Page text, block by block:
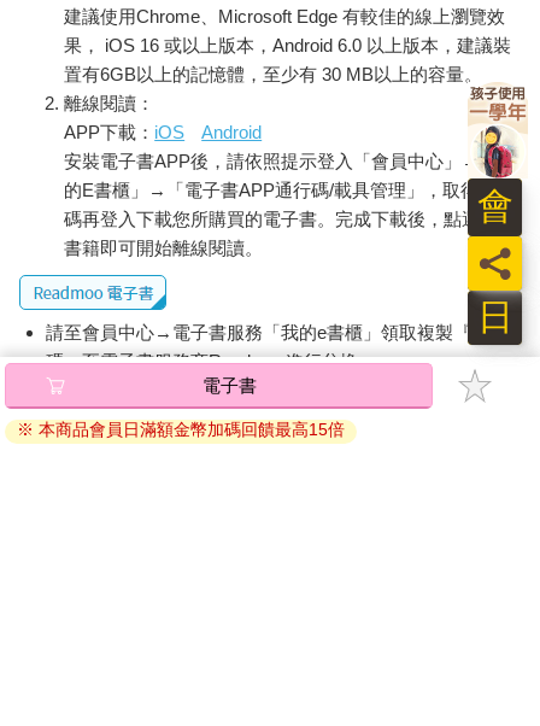
建議使用Chrome、Microsoft Edge 有較佳的線上瀏覽效
果， iOS 16 或以上版本，Android 6.0 以上版本，建議裝
置有6GB以上的記憶體，至少有 30 MB以上的容量。
離線閱讀：
APP下載： iOS
Android
安裝電子書APP後，請依照提示登入「會員中心」→「我
的E書櫃」→「電子書APP通行碼/載具管理」，取得通行
碼再登入下載您所購買的電子書。完成下載後，點選任一
書籍即可開始離線閱讀。
請至會員中心→電子書服務「我的e書櫃」領取複製『兌換
碼』至電子書服務商Readmoo進行兌換。
退換貨須知：
因版權保護，您在金石堂所購買的電子書僅能以金石堂專屬
電子書
※ 本商品會員日滿額金幣加碼回饋最高15倍
日
員
會